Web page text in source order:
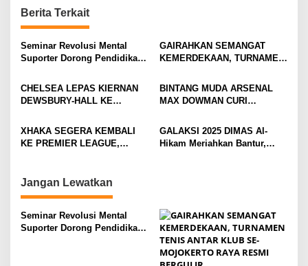
n
a
v
g
a
t
i
n
Berita Terkait
Seminar Revolusi Mental
Suporter Dorong Pendidikan
GAIRAHKAN SEMANGAT
KEMERDEKAAN, TURNAMEN
MOJOKERTO RAYA RESMI
BERGULIR
CHELSEA LEPAS KIERNAN
DEWSBURY-HALL KE
SANG GELANDANG DIMULAI
BINTANG MUDA ARSENAL
MAX DOWMAN CURI
PRAMUSIM ASIA
XHAKA SEGERA KEMBALI
KE PREMIER LEAGUE,
GALAKSI 2025 DIMAS Al-
Hikam Meriahkan Bantur,
Jangan Lewatkan
Seminar Revolusi Mental
Suporter Dorong Pendidikan